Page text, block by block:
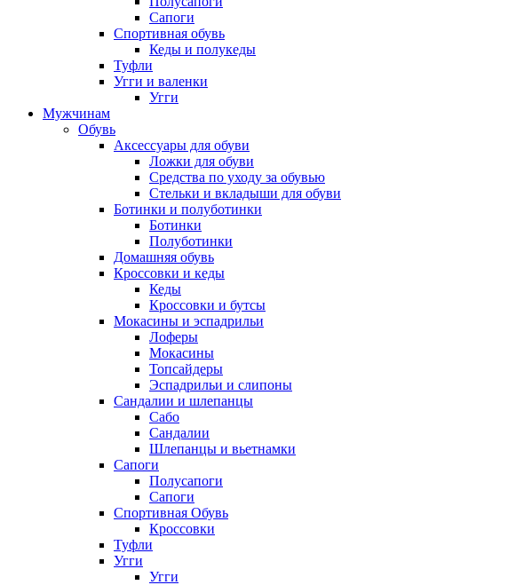
Сапоги
Спортивная обувь
Кеды и полукеды
Туфли
Угги и валенки
Угги
Мужчинам
Обувь
Аксессуары для обуви
Ложки для обуви
Средства по уходу за обувью
Стельки и вкладыши для обуви
Ботинки и полуботинки
Ботинки
Полуботинки
Домашняя обувь
Кроссовки и кеды
Кеды
Кроссовки и бутсы
Мокасины и эспадрильи
Лоферы
Мокасины
Топсайдеры
Эспадрильи и слипоны
Сандалии и шлепанцы
Сабо
Сандалии
Шлепанцы и вьетнамки
Сапоги
Полусапоги
Сапоги
Спортивная Обувь
Кроссовки
Туфли
Угги
Угги